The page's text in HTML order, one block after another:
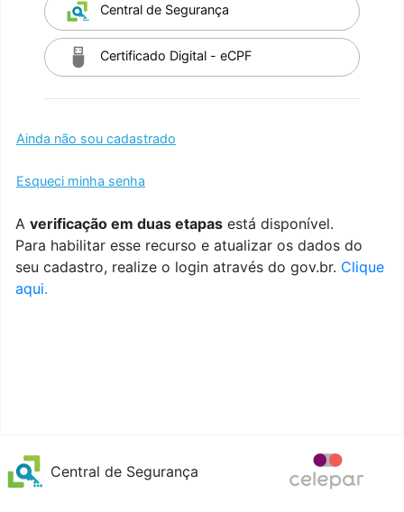
Central de Segurança
Certificado Digital - eCPF
Ainda não sou cadastrado
Esqueci minha senha
A verificação em duas etapas está disponível.
Para habilitar esse recurso e atualizar os dados do
seu cadastro, realize o login através do gov.br. Clique
aqui.
Central de Segurança